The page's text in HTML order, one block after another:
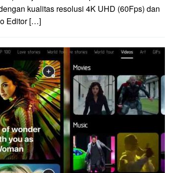
kualitas resolusi 4K UHD (60Fps) dan
Editor […]